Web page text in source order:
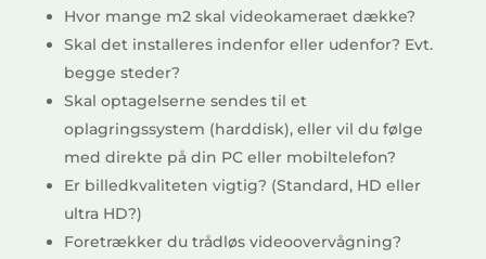
Hvor mange m2 skal videokameraet dække?
Skal det installeres indenfor eller udenfor? Evt.
begge steder?
Skal optagelserne sendes til et
oplagringssystem (harddisk), eller vil du følge
med direkte på din PC eller mobiltelefon?
Er billedkvaliteten vigtig? (Standard, HD eller
ultra HD?)
Foretrækker du trådløs videoovervågning?